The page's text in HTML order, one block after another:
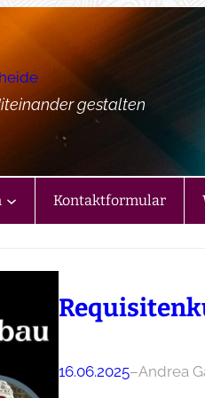
gestalten
Kontaktformular
16.06.2025–Andrea